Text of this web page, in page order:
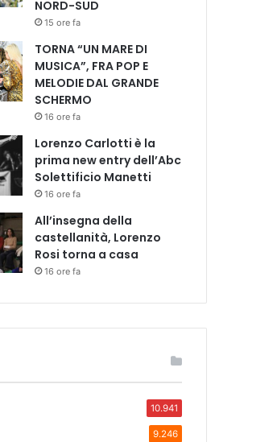
NORD-SUD
15 ore fa
TORNA “UN MARE DI
MUSICA”, FRA POP E
MELODIE DAL GRANDE
SCHERMO
16 ore fa
Lorenzo Carlotti è la
prima new entry dell’Abc
Solettificio Manetti
16 ore fa
All’insegna della
castellanità, Lorenzo
Rosi torna a casa
16 ore fa
10.941
9.246